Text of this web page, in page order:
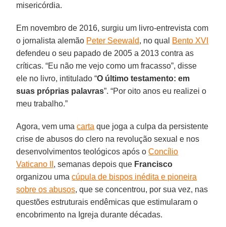
misericórdia.
Em novembro de 2016, surgiu um livro-entrevista com
o jornalista alemão Peter Seewald, no qual Bento XVI
defendeu o seu papado de 2005 a 2013 contra as
críticas. “Eu não me vejo como um fracasso”, disse
ele no livro, intitulado “O último testamento: em
suas próprias palavras”. “Por oito anos eu realizei o
meu trabalho.”
Agora, vem umacarta que joga a culpa da persistente
crise de abusos do clero na revolução sexual e nos
desenvolvimentos teológicos após oConcílio
Vaticano II , semanas depois que Francisco
organizou umacúpula de bispos inédita e pioneira
sobre os abusos, que se concentrou, por sua vez, nas
questões estruturais endêmicas que estimularam o
encobrimento na Igreja durante décadas.